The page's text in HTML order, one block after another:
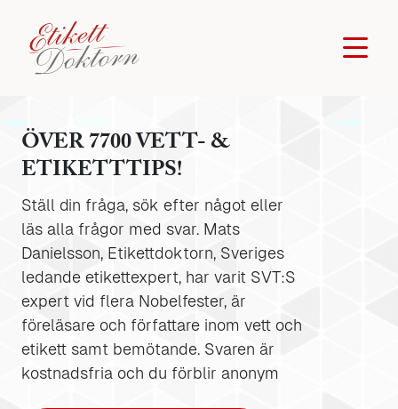
ÖVER 7700 VETT- &
ETIKETTTIPS!
Ställ din fråga, sök efter något eller
läs alla frågor med svar. Mats
Danielsson, Etikettdoktorn, Sveriges
ledande etikettexpert, har varit SVT:S
expert vid flera Nobelfester, är
föreläsare och författare inom vett och
etikett samt bemötande. Svaren är
kostnadsfria och du förblir anonym